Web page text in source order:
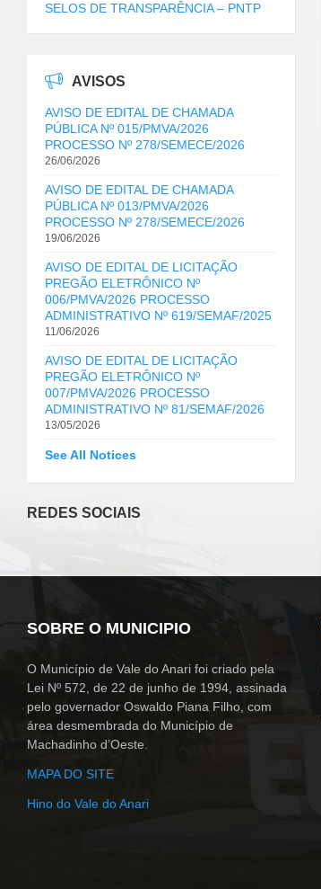
SELOS DE TRANSPARÊNCIA – PNTP
AVISOS
AVISO DE EDITAL DE CHAMADA
PÚBLICA Nº 015/PMVA/2026
PROCESSO Nº 278/SEMECE/2026
26/06/2026
AVISO DE EDITAL DE CHAMADA
PÚBLICA Nº 013/PMVA/2026
PROCESSO Nº 278/SEMECE/2026
19/06/2026
AVISO DE EDITAL DE LICITAÇÃO
PREGÃO ELETRÔNICO Nº
006/PMVA/2026 PROCESSO
ADMINISTRATIVO Nº 619/SEMAF/2025
11/06/2026
AVISO DE EDITAL DE LICITAÇÃO
PREGÃO ELETRÔNICO Nº
007/PMVA/2026 PROCESSO
ADMINISTRATIVO Nº 81/SEMAF/2026
13/05/2026
See All Notices
REDES SOCIAIS
SOBRE O MUNICIPIO
O Município de Vale do Anari foi criado pela
Lei Nº 572, de 22 de junho de 1994, assinada
pelo governador Oswaldo Piana Filho, com
área desmembrada do Município de
Machadinho d’Oeste.
MAPA DO SITE
Hino do Vale do Anari